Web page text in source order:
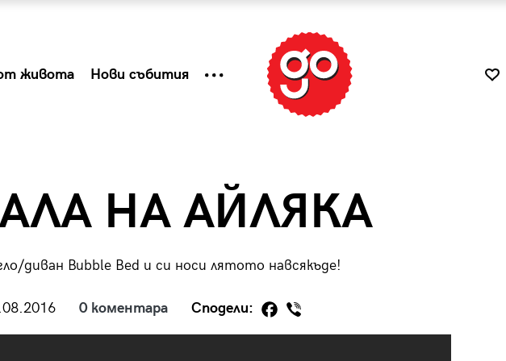
живота Нови събития
НА АЙЛЯКА
диван Bubble Bed и си носи лятото навсякъде!
0 коментара Сподели:
Prelude: как
Tender is the Wine – Какво